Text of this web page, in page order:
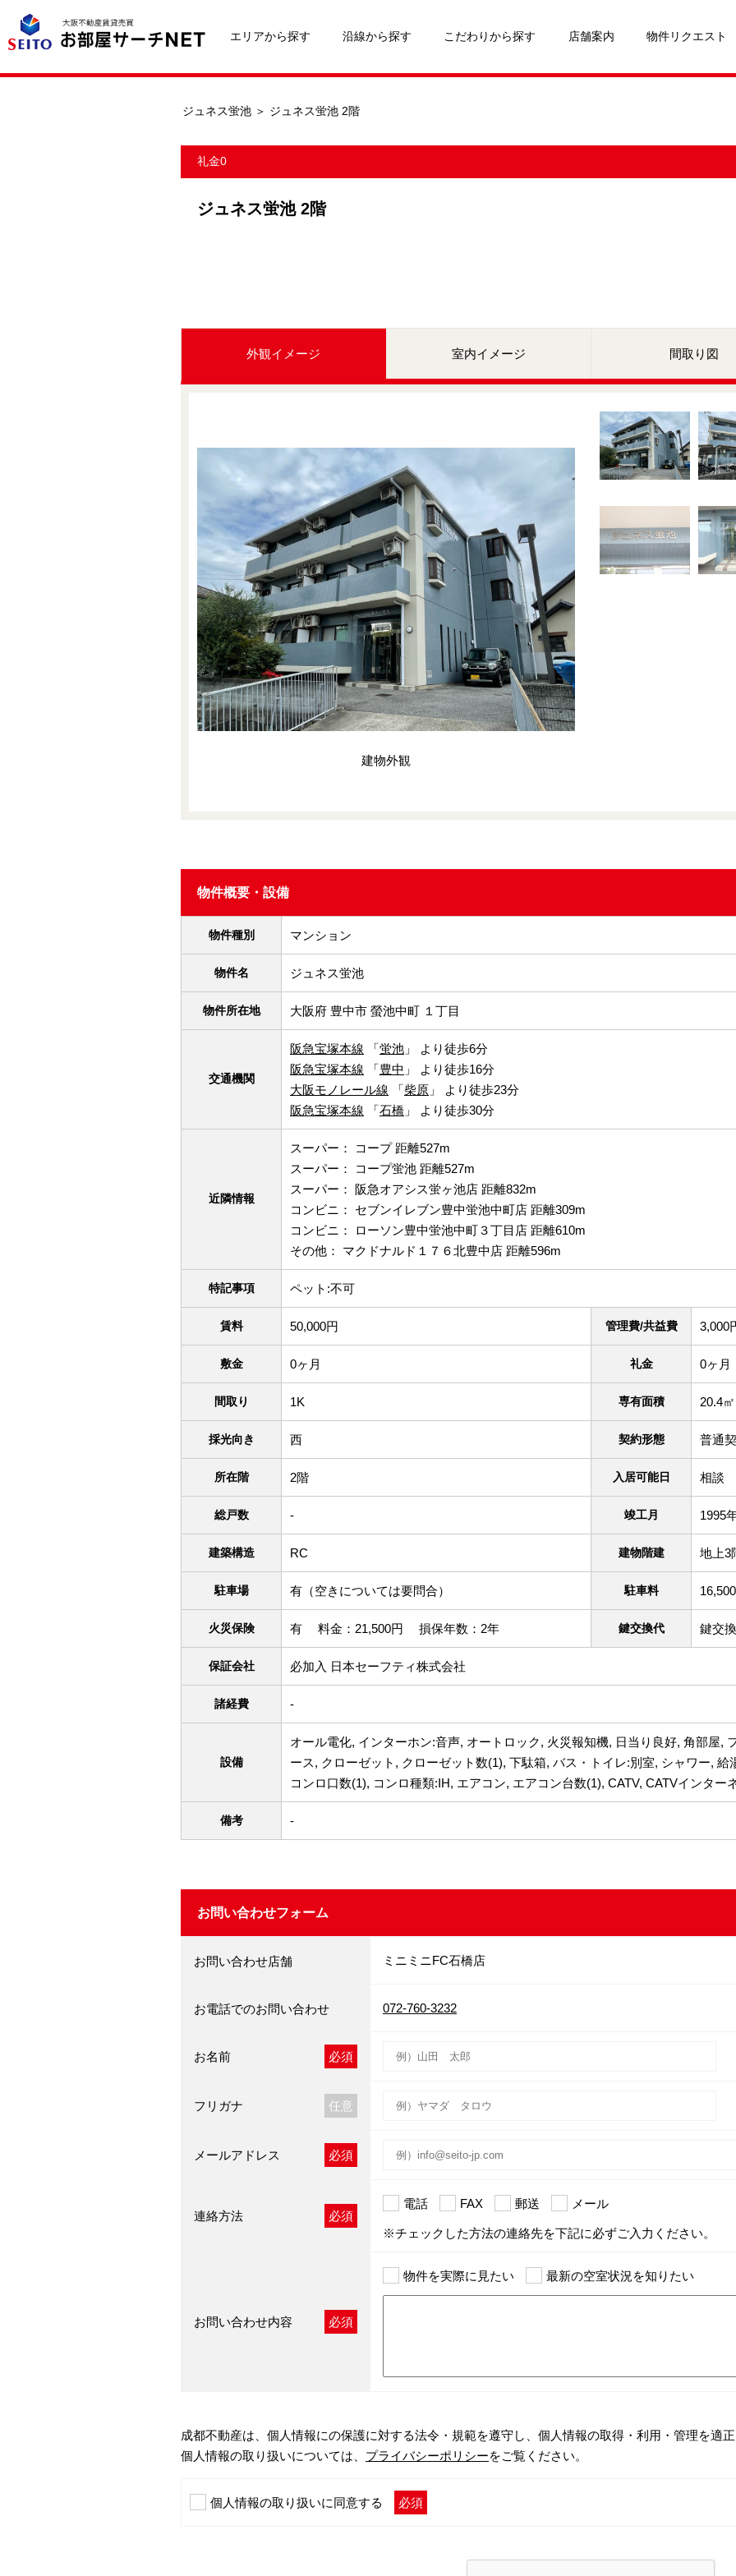
エリアから探す 沿線から探す こだわりから探す 店舗案内 物件リクエスト
ジュネス蛍池 ＞ ジュネス蛍池 2階
礼金0
ジュネス蛍池 2階
外観イメージ 室内イメージ 間取り図
建物外観
物件概要・設備
物件種別 マンション
物件名 ジュネス蛍池
物件所在地 大阪府 豊中市 螢池中町 １丁目
交通機関
阪急宝塚本線 「蛍池 」 より徒歩6分
阪急宝塚本線 「豊中 」 より徒歩16分
大阪モノレール線 「柴原 」 より徒歩23分
阪急宝塚本線 「石橋 」 より徒歩30分
近隣情報
スーパー： コープ 距離527m
スーパー： コープ蛍池 距離527m
スーパー： 阪急オアシス蛍ヶ池店 距離832m
コンビニ： セブンイレブン豊中蛍池中町店 距離309m
コンビニ： ローソン豊中蛍池中町３丁目店 距離610m
その他： マクドナルド１７６北豊中店 距離596m
特記事項 ペット:不可
賃料 50,000円 管理費/共益費 3,000
敷金 0ヶ月 礼金 0ヶ月
間取り 1K 専有面積 20.4㎡
採光向き 西 契約形態 普通
所在階 2階 入居可能日 相談
総戸数 - 竣工月 1995
建築構造 RC 建物階建 地上3
駐車場 有（空きについては要問合） 駐車料
火災保険 有 料金：21,500円 損保年数：2年 鍵交換代 鍵交
保証会社 必加入 日本セーフティ株式会社
諸経費 -
設備
オール電化, インターホン:音声, オートロック, 火災報知機, 日当り良好, 角部屋,
ース, クローゼット, クローゼット数(1), 下駄箱, バス・トイレ:別室, シャワー,
コンロ口数(1), コンロ種類:IH, エアコン, エアコン台数(1), CATV, CATVインター
備考 -
お問い合わせフォーム
お問い合わせ店舗 ミニミニFC石橋店
お電話でのお問い合わせ 072-760-3232
お名前 必須
フリガナ 任意
メールアドレス 必須
連絡方法 必須
電話 FAX 郵送 メール
※チェックした方法の連絡先を下記に必ずご入力ください。
お問い合わせ内容 必須
物件を実際に見たい 最新の空室状況を知りたい
成都不動産は、個人情報にの保護に対する法令・規範を遵守し、個人情報の取得・利用・管理を適正
個人情報の取り扱いについては、 プライバシーポリシーをご覧ください。
個人情報の取り扱いに同意する 必須